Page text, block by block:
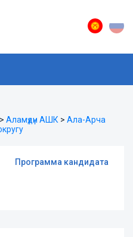
> Аламүдүн АШК > Ала-Арча
Программа кандидата